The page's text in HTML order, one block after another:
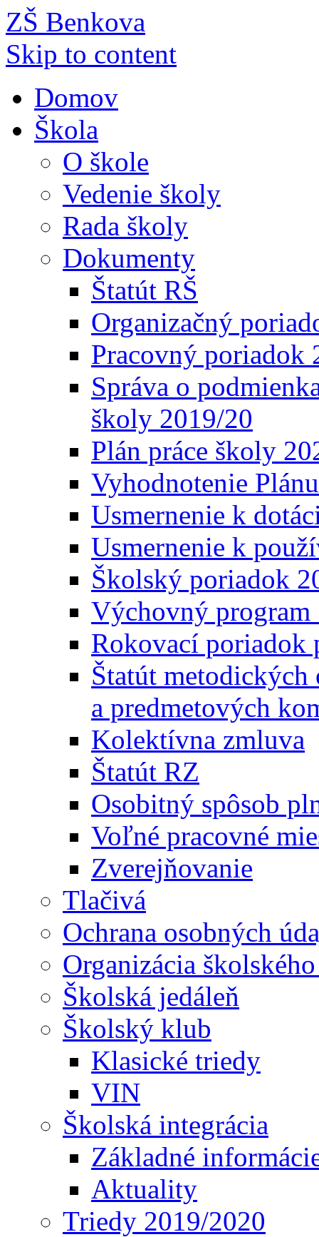
ZŠ Benkova
Skip to content
Domov
Škola
O škole
Vedenie školy
Rada školy
Dokumenty
Štatút RŠ
Organizačný
Pracovný poriadok
Správa o
školy 2019/20
Plán práce školy
Vyhodnotenie
Usmernenie k
Usmernenie k
Školský poriadok
Výchovný
Rokovací poriadok
Štatút
a predmetových
Kolektívna zmluva
Štatút RZ
Osobitný spôsob
Voľné pracovné
Zverejňovanie
Tlačivá
Ochrana osobných
Organizácia
Školská jedáleň
Školský klub
Klasické triedy
VIN
Školská integrácia
Základné
Aktuality
Triedy 2019/2020